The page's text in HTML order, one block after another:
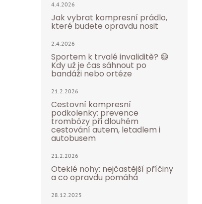
4.4.2026
Jak vybrat kompresní prádlo,
které budete opravdu nosit
2.4.2026
Sportem k trvalé invaliditě? 😄
Kdy už je čas sáhnout po
bandáži nebo ortéze
21.2.2026
Cestovní kompresní
podkolenky: prevence
trombózy při dlouhém
cestování autem, letadlem i
autobusem
21.2.2026
Oteklé nohy: nejčastější příčiny
a co opravdu pomáhá
28.12.2025